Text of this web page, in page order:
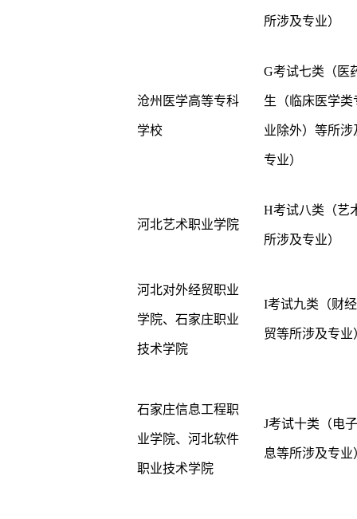
所涉及专业）
沧州医学高等专科
学校
G考试七类（医
生（临床医学类
业除外）等所涉
专业）
河北艺术职业学院
H考试八类（艺
所涉及专业）
河北对外经贸职业
学院、石家庄职业
技术学院
I考试九类（财
贸等所涉及专业
石家庄信息工程职
业学院、河北软件
职业技术学院
J考试十类（电
息等所涉及专业